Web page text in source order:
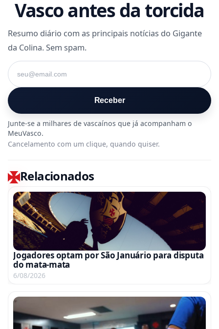
Vasco antes da torcida
Resumo diário com as principais notícias do Gigante
da Colina. Sem spam.
Seu e-mail
Receber
Cancelamento com um clique, quando quiser.
Relacionados
Jogadores optam por São Januário para disputa
do mata-mata
6/08/2026